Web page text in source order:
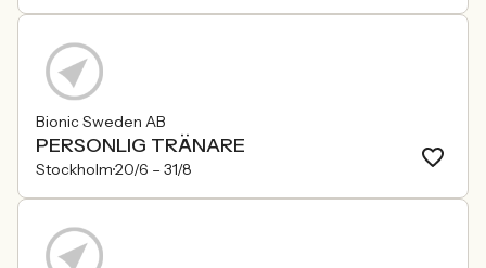
Bionic Sweden AB
PERSONLIG TRÄNARE
Stockholm20/6 – 31/8